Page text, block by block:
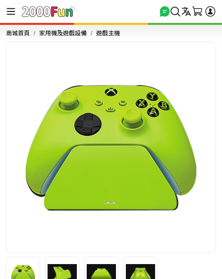
商城首頁 家用機及遊戲設備 遊戲主機